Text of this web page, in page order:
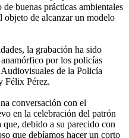
buenas prácticas ambientales
de alcanzar un modelo
la grabación ha sido
por los policías
de la Policía
Félix Pérez.
conversación con el
en la celebración del patrón
debido a su parecido con
que debíamos hacer un corto